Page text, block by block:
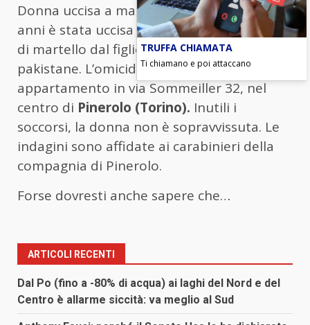
Donna uccisa a martellate. Una donna di 45
anni è stata uccisa questa mattina a colpi
di martello dal figlio ventitreenne, di origini
pakistane. L’omicidio è avvenuto in un
appartamento in via Sommeiller 32, nel
centro di Pinerolo (Torino). Inutili i
soccorsi, la donna non è sopravvissuta. Le
indagini sono affidate ai carabinieri della
compagnia di Pinerolo.
Forse dovresti anche sapere che…
ARTICOLI RECENTI
Dal Po (fino a -80% di acqua) ai laghi del Nord e del
Centro è allarme siccità: va meglio al Sud
TRUFFA CHIAMATA
Ti chiamano e poi attaccano